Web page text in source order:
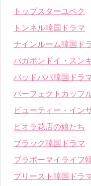
トップスターユベク
トンネル韓国ドラマ
ナインルーム韓国ド
バガボンドイ・スン
バッドパパ韓国ドラ
パーフェクトカップ
ビューティー・イン
ピオラ花店の娘たち
ブラック韓国ドラマ
ブラボーマイライフ
プリースト韓国ドラ